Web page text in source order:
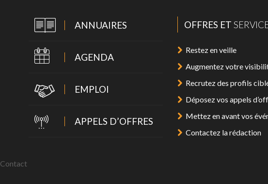
ANNUAIRES
AGENDA
EMPLOI
APPELS D’OFFRES
OFFRES ET
Restez en veille
Augmentez votre
Recrutez des profils
Déposez vos appels
Mettez en avant vos
Contactez la rédaction
Contact